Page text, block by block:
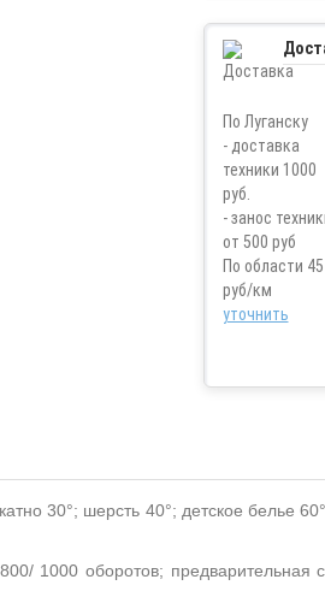
По Луганску
- доставка
техники 1000
руб.
- занос
от 500 руб
По области 45
руб/км
уточнить
30°; шерсть 40°; детское белье
1000 оборотов; предварительная